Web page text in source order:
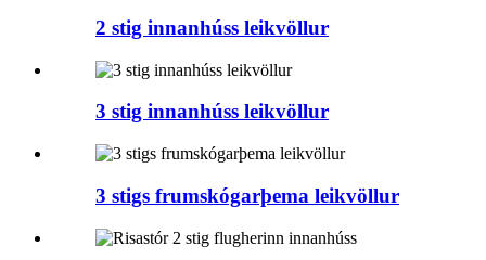
2 stig innanhúss leikvöllur
3 stig innanhúss leikvöllur
3 stigs frumskógarþema leikvöllur